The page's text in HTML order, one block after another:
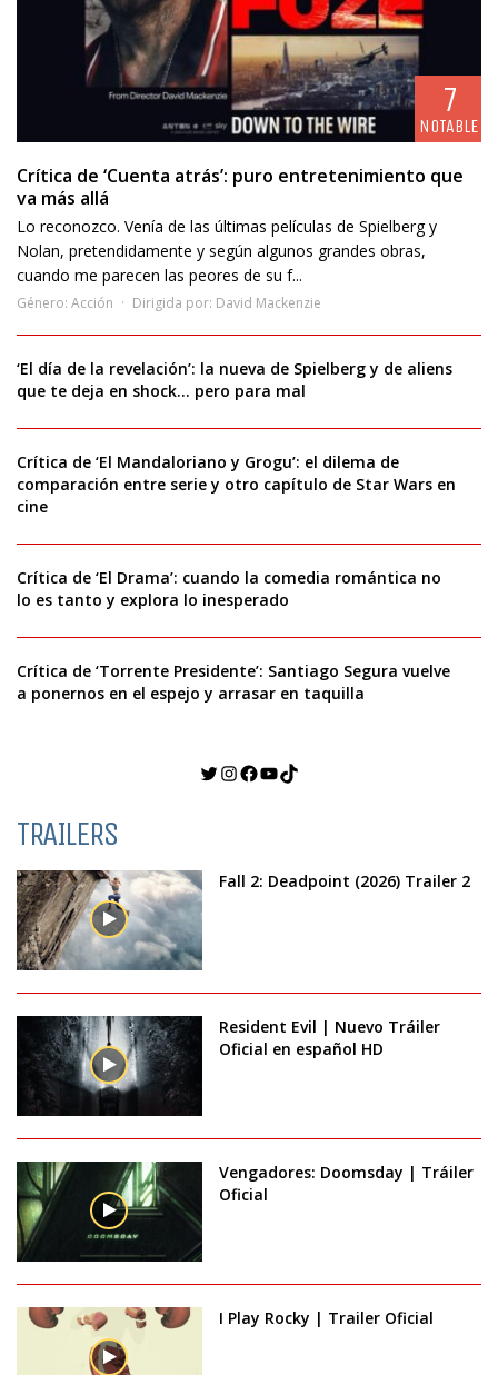
7
NOTABLE
Crítica de ‘Cuenta atrás’: puro entretenimiento que
va más allá
Lo reconozco. Venía de las últimas películas de Spielberg y
Nolan, pretendidamente y según algunos grandes obras,
cuando me parecen las peores de su f...
Género: Acción Dirigida por: David Mackenzie
‘El día de la revelación’: la nueva de Spielberg y de aliens
que te deja en shock… pero para mal
Crítica de ‘El Mandaloriano y Grogu’: el dilema de
comparación entre serie y otro capítulo de Star Wars en
cine
Crítica de ‘El Drama’: cuando la comedia romántica no
lo es tanto y explora lo inesperado
Crítica de ‘Torrente Presidente’: Santiago Segura vuelve
a ponernos en el espejo y arrasar en taquilla
Twitter
Instagram
Facebook
YouTube
TikTok
TRAILERS
Fall 2: Deadpoint (2026) Trailer 2
Resident Evil | Nuevo Tráiler
Oficial en español HD
Vengadores: Doomsday | Tráiler
Oficial
I Play Rocky | Trailer Oficial